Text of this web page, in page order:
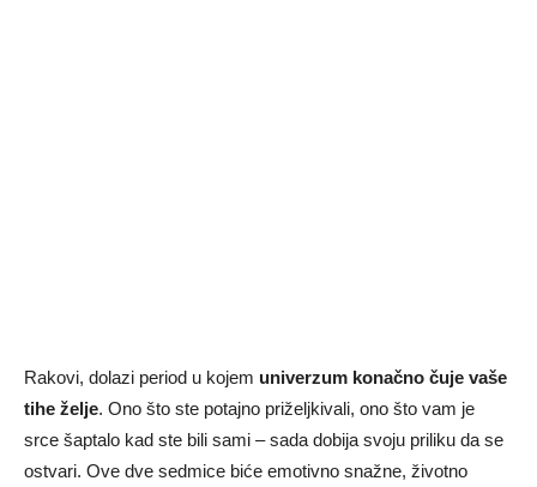
Rakovi, dolazi period u kojem univerzum konačno čuje vaše
tihe želje. Ono što ste potajno priželjkivali, ono što vam je
srce šaptalo kad ste bili sami – sada dobija svoju priliku da se
ostvari. Ove dve sedmice biće emotivno snažne, životno